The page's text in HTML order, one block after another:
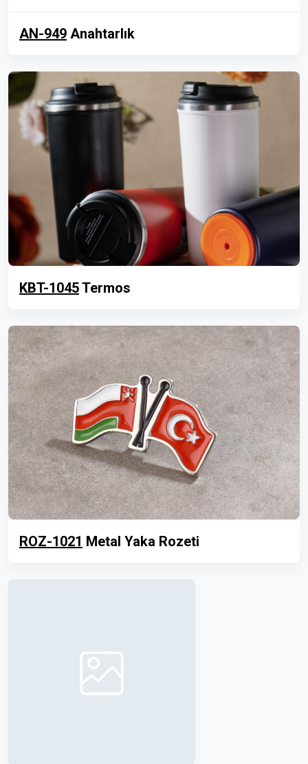
AN-949 Anahtarlık
KBT-1045Termos
ROZ-1021 Metal Yaka Rozeti